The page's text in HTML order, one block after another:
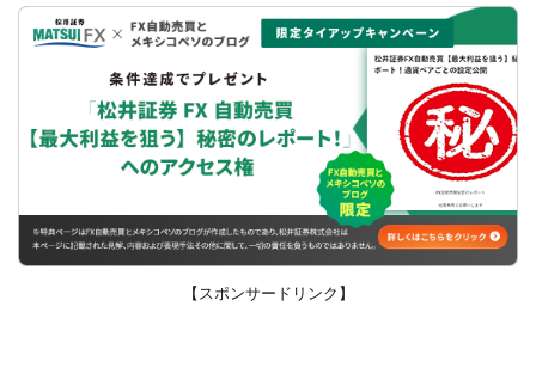
【スポンサードリンク】